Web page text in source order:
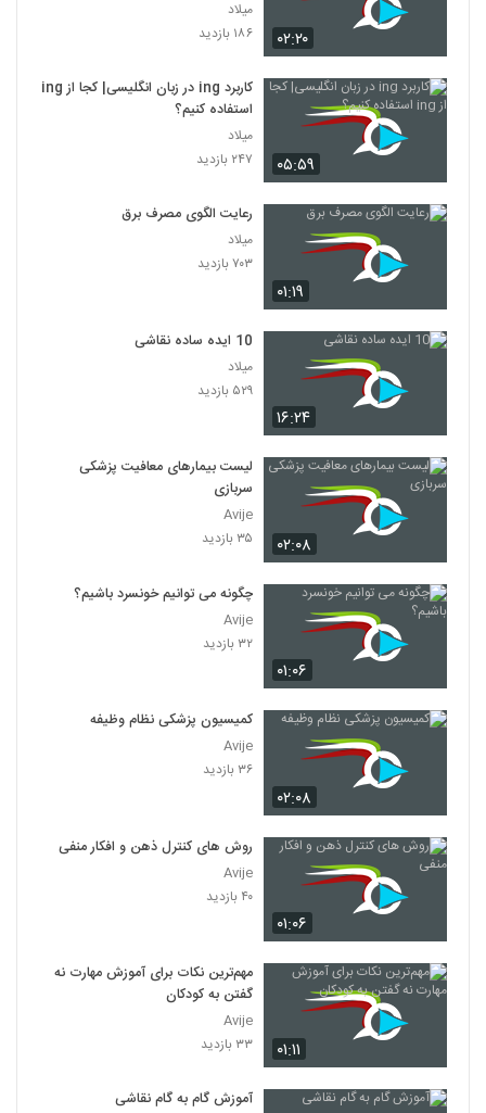
۰۲:۲۰
میلاد
۱۸۶ بازدید
۰۵:۵۹
کاربرد ing در زبان انگلیسی| کجا از ing
استفاده کنیم؟
میلاد
۲۴۷ بازدید
۰۱:۱۹
رعایت الگوی مصرف برق
میلاد
۷۰۳ بازدید
۱۶:۲۴
10 ایده ساده نقاشی
میلاد
۵۲۹ بازدید
۰۲:۰۸
لیست بیمارهای معافیت پزشکی
سربازی
Avije
۳۵ بازدید
۰۱:۰۶
چگونه می توانیم خونسرد باشیم؟
Avije
۳۲ بازدید
۰۲:۰۸
کمیسیون پزشکی نظام وظیفه
Avije
۳۶ بازدید
۰۱:۰۶
روش های کنترل ذهن و افکار منفی
Avije
۴۰ بازدید
۰۱:۱۱
مهم‌ترین نکات برای آموزش مهارت نه
گفتن به کودکان
Avije
۳۳ بازدید
آموزش گام به گام نقاشی